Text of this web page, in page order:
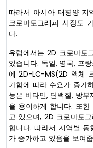
따라서 아시아 태평양 지
크로마토그래피 시장도
다.
유럽에서는 2D 크로마토
있습니다. 독일, 영국, 프
에 2D-LC-MS(2D 액체
가함에 따라 수요가 증가
능은 비타민, 단백질, 방
을 용이하게 합니다. 또
고 있으며, 2D 크로마토
합니다. 따라서 지역별
가 증가하고 있음을 보여